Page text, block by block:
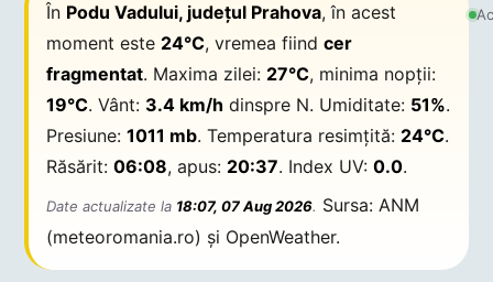
În Podu Vadului, județul Prahova, în acest
moment este 24°C, vremea fiindcer
fragmentat. Maxima zilei: 27°C, minima nopții:
19°C. Vânt: 3.4 km/h dinspre N. Umiditate: 51%.
Presiune:1011 mb. Temperatura resimțită: 24°C.
Răsărit:06:08, apus: 20:37. Index UV:0.0.
Date actualizate la 18:07, 07 Aug 2026. Sursa: ANM
(meteoromania.ro) și OpenWeather.